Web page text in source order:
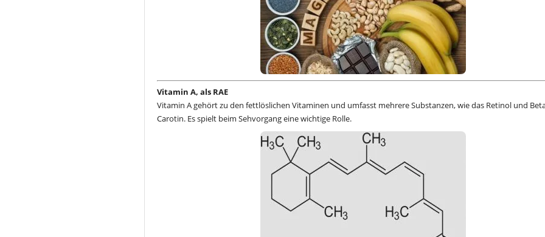
Vitamin A, als RAE
Vitamin A gehört zu den fettlöslichen Vitaminen und umfasst mehrere Substanzen, wie das Retinol und
Carotin. Es spielt beim Sehvorgang eine wichtige Rolle.